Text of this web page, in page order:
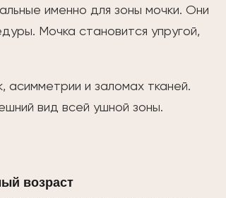
именно для зоны мочки. Они
Мочка становится упругой,
и заломах тканей.
вид всей ушной зоны.
возраст